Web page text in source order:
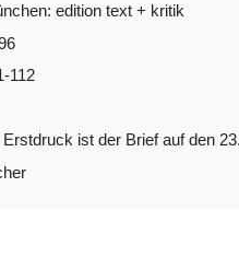
edition text + kritik
112
Erstdruck ist der Brief auf den